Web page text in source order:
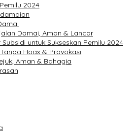
2024
Damai, Aman & Lancar
untuk Sukseskan Pemilu 2024
Hoax & Provokasi
Aman & Bahagia